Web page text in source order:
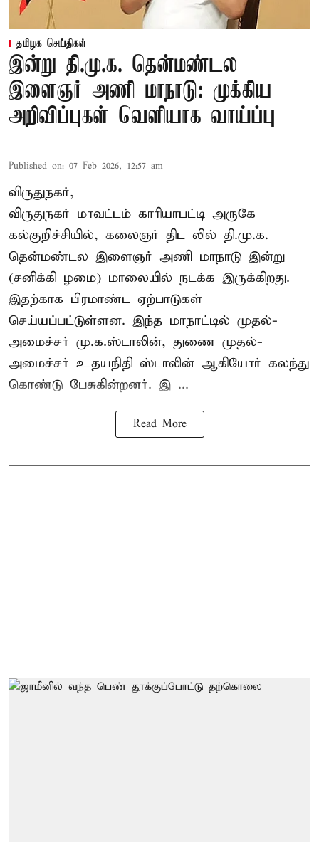
தமிழக செய்திகள்
இன்று தி.மு.க. தென்மண்டல
இளைஞர் அணி மாநாடு: முக்கிய
அறிவிப்புகள் வெளியாக வாய்ப்பு
Published on: 07 Feb 2026, 12:57 am
விருதுநகர்,
விருதுநகர் மாவட்டம் காரியாபட்டி அருகே
கல்குறிச்சியில், கலைஞர் திட லில் தி.மு.க.
தென்மண்டல இளைஞர் அணி மாநாடு இன்று
(சனிக்கி ழமை) மாலையில் நடக்க இருக்கிறது.
இதற்காக பிரமாண்ட ஏற்பாடுகள்
செய்யப்பட்டுள்ளன. இந்த மாநாட்டில் முதல்-
அமைச்சர் மு.க.ஸ்டாலின், துணை முதல்-
அமைச்சர் உதயநிதி ஸ்டாலின் ஆகியோர் கலந்து
கொண்டு பேசுகின்றனர். இ ...
Read More